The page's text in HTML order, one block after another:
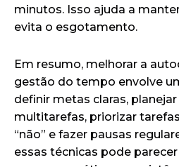
minutos. Isso ajuda a
evita o esgotamento.
Em resumo, melhorar a
gestão do tempo envolve
definir metas claras,
multitarefas, priorizar
“não” e fazer pausas
essas técnicas pode